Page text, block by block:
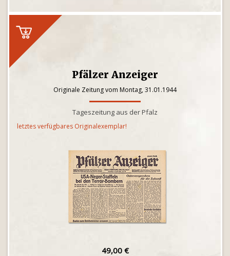
Pfälzer Anzeiger
Originale Zeitung vom Montag, 31.01.1944
Tageszeitung aus der Pfalz
letztes verfügbares Originalexemplar!
49,00 €